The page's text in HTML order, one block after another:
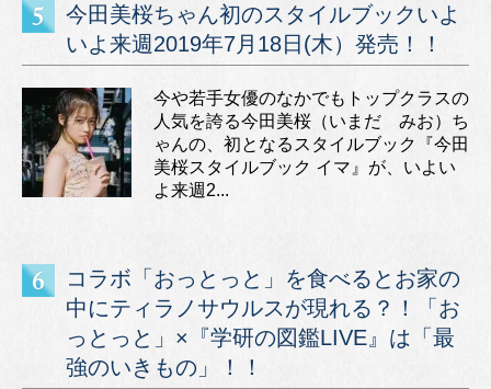
今田美桜ちゃん初のスタイルブックいよ
いよ来週2019年7月18日(木）発売！！
今や若手女優のなかでもトップクラスの
人気を誇る今田美桜（いまだ みお）ち
ゃんの、初となるスタイルブック『今田
美桜スタイルブック イマ』が、いよい
よ来週2...
コラボ「おっとっと」を食べるとお家の
中にティラノサウルスが現れる？！「お
っとっと」×『学研の図鑑LIVE』は「最
強のいきもの」！！